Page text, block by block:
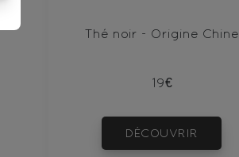
Thé noir - Origine Chine
19€
DÉCOUVRIR